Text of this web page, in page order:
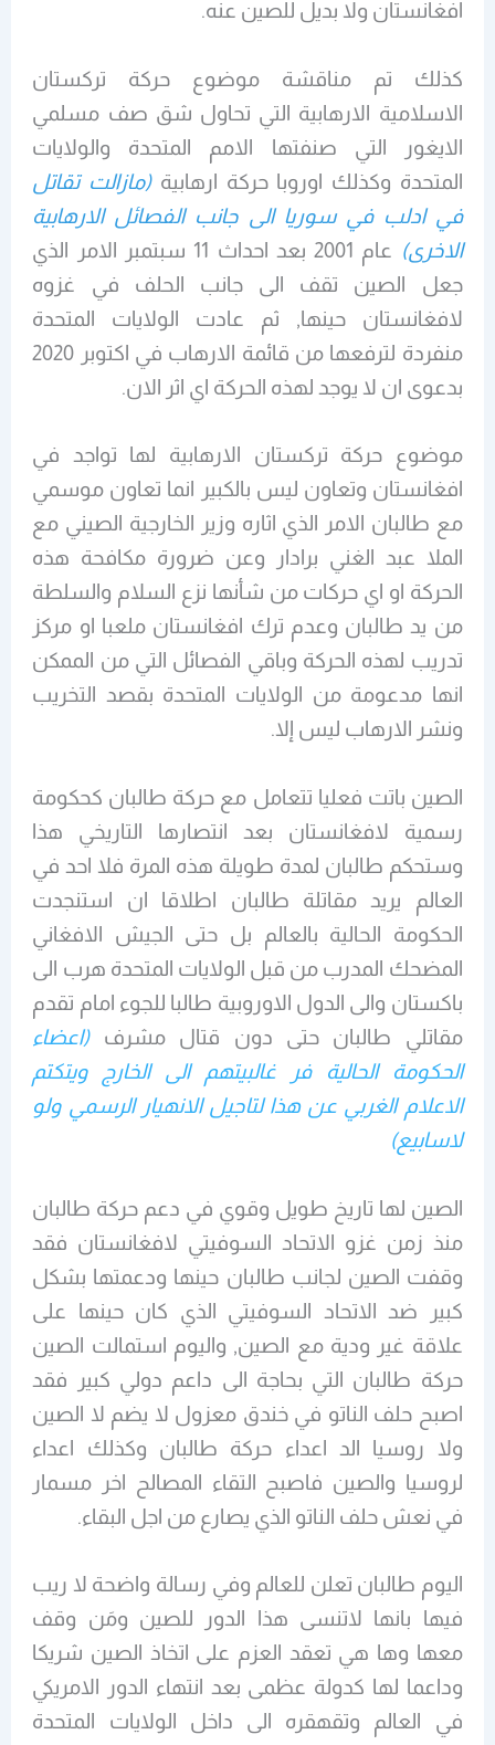
افغانستان ولا بديل للصين عنه.
كذلك تم مناقشة موضوع حركة تركستان
الاسلامية الارهابية التي تحاول شق صف مسلمي
الايغور التي صنفتها الامم المتحدة والولايات
المتحدة وكذلك اوروبا حركة ارهابية(مازالت تقاتل
في ادلب في سوريا الى جانب الفصائل الارهابية
الاخرى)
عام 2001 بعد احداث 11 سبتمبر الامر الذي
جعل الصين تقف الى جانب الحلف في غزوه
لافغانستان حينها, ثم عادت الولايات المتحدة
منفردة لترفعها من قائمة الارهاب في اكتوبر 2020
بدعوى ان لا يوجد لهذه الحركة اي اثر الان.
موضوع حركة تركستان الارهابية لها تواجد في
افغانستان وتعاون ليس بالكبير انما تعاون موسمي
مع طالبان الامر الذي اثاره وزير الخارجية الصيني مع
الملا عبد الغني برادار وعن ضرورة مكافحة هذه
الحركة او اي حركات من شأنها نزع السلام والسلطة
من يد طالبان وعدم ترك افغانستان ملعبا او مركز
تدريب لهذه الحركة وباقي الفصائل التي من الممكن
انها مدعومة من الولايات المتحدة بقصد التخريب
ونشر الارهاب ليس إلا.
الصين باتت فعليا تتعامل مع حركة طالبان كحكومة
رسمية لافغانستان بعد انتصارها التاريخي هذا
وستحكم طالبان لمدة طويلة هذه المرة فلا احد في
العالم يريد مقاتلة طالبان اطلاقا ان استنجدت
الحكومة الحالية بالعالم بل حتى الجيش الافغاني
المضحك المدرب من قبل الولايات المتحدة هرب الى
باكستان والى الدول الاوروبية طالبا للجوء امام تقدم
مقاتلي طالبان حتى دون قتال مشرف(اعضاء
الحكومة الحالية فر غالبيتهم الى الخارج ويتكتم
الاعلام الغربي عن هذا لتاجيل الانهيار الرسمي ولو
لاسابيع)
الصين لها تاريخ طويل وقوي في دعم حركة طالبان
منذ زمن غزو الاتحاد السوفيتي لافغانستان فقد
وقفت الصين لجانب طالبان حينها ودعمتها بشكل
كبير ضد الاتحاد السوفيتي الذي كان حينها على
علاقة غير ودية مع الصين, واليوم استمالت الصين
حركة طالبان التي بحاجة الى داعم دولي كبير فقد
اصبح حلف الناتو في خندق معزول لا يضم لا الصين
ولا روسيا الد اعداء حركة طالبان وكذلك اعداء
لروسيا والصين فاصبح التقاء المصالح اخر مسمار
في نعش حلف الناتو الذي يصارع من اجل البقاء.
اليوم طالبان تعلن للعالم وفي رسالة واضحة لا ريب
فيها بانها لاتنسى هذا الدور للصين ومَن وقف
معها وها هي تعقد العزم على اتخاذ الصين شريكا
وداعما لها كدولة عظمى بعد انتهاء الدور الامريكي
في العالم وتقهقره الى داخل الولايات المتحدة